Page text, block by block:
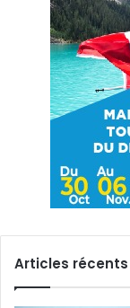
Articles récents